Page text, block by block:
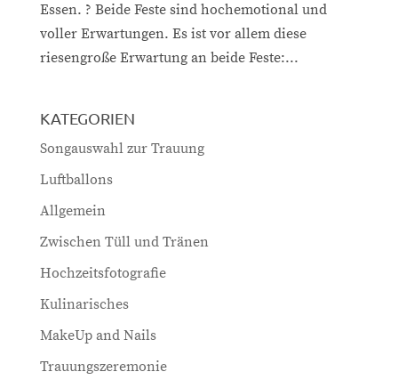
Essen. ? Beide Feste sind hochemotional und
voller Erwartungen. Es ist vor allem diese
riesengroße Erwartung an beide Feste:...
KATEGORIEN
Songauswahl zur Trauung
Luftballons
Allgemein
Zwischen Tüll und Tränen
Hochzeitsfotografie
Kulinarisches
MakeUp and Nails
Trauungszeremonie